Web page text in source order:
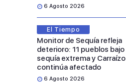
6 Agosto 2026
El Tiempo
Monitor de Sequía refleja
deterioro: 11 pueblos bajo
sequía extrema y Carraízo
continúa afectado
6 Agosto 2026